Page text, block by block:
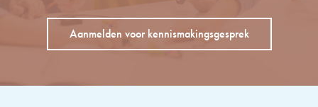
Aanmelden voor kennismakingsgesprek